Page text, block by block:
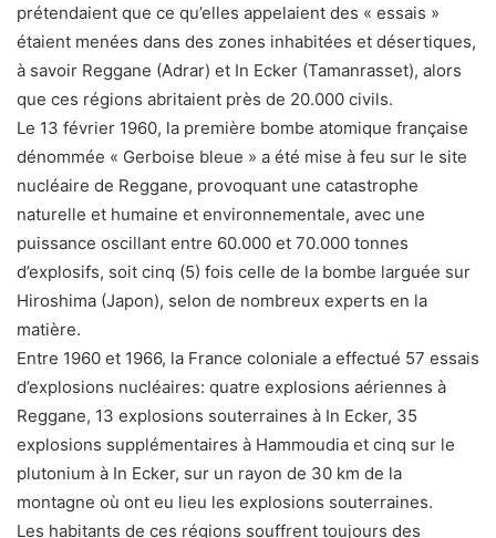
prétendaient que ce qu’elles appelaient des « essais »
étaient menées dans des zones inhabitées et désertiques,
à savoir Reggane (Adrar) et In Ecker (Tamanrasset), alors
que ces régions abritaient près de 20.000 civils.
Le 13 février 1960, la première bombe atomique française
dénommée « Gerboise bleue » a été mise à feu sur le site
nucléaire de Reggane, provoquant une catastrophe
naturelle et humaine et environnementale, avec une
puissance oscillant entre 60.000 et 70.000 tonnes
d’explosifs, soit cinq (5) fois celle de la bombe larguée sur
Hiroshima (Japon), selon de nombreux experts en la
matière.
Entre 1960 et 1966, la France coloniale a effectué 57 essais
d’explosions nucléaires: quatre explosions aériennes à
Reggane, 13 explosions souterraines à In Ecker, 35
explosions supplémentaires à Hammoudia et cinq sur le
plutonium à In Ecker, sur un rayon de 30 km de la
montagne où ont eu lieu les explosions souterraines.
Les habitants de ces régions souffrent toujours des